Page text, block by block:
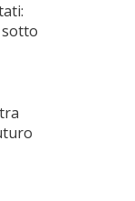
sotto